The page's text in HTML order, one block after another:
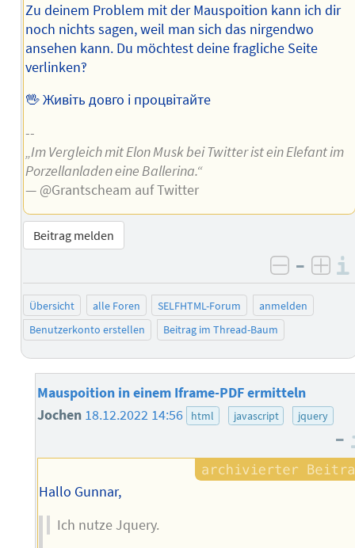
Zu deinem Problem mit der Mauspoition kann ich dir
noch nichts sagen, weil man sich das nirgendwo
ansehen kann. Du möchtest deine fragliche Seite
verlinken‽
🖖 Живіть довго і процвітайте
--
„Im Vergleich mit Elon Musk bei Twitter ist ein Elefant im
Porzellanladen eine Ballerina.“
— @Grantscheam auf Twitter
Beitrag melden
negativ
–
Übersicht alle Foren SELFHTML-Forum
anmelden
Benutzerkonto erstellen
Beitrag im Thread-Baum
Mauspoition in einem Iframe-PDF ermitteln
Jochen 18.12.2022 14:56 html javascript jquery
–
Hallo Gunnar,
Ich nutze Jquery.